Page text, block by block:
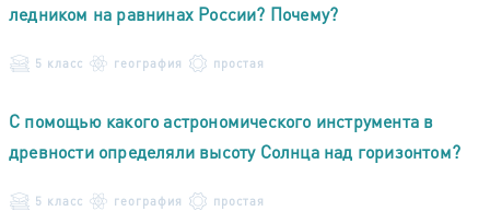
ледником на равнинах России? Почему?
5 класс география простая
С помощью какого астрономического инструмента в
древности определяли высоту Солнца над горизонтом?
5 класс география простая